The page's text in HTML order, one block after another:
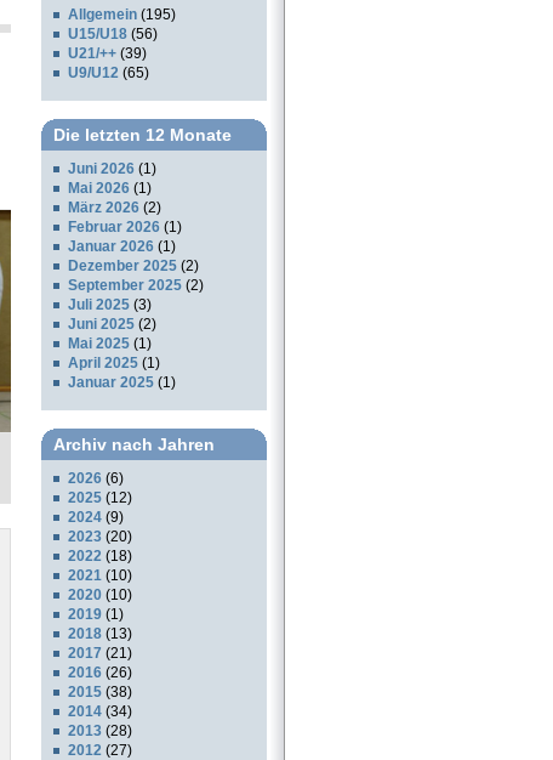
Allgemein (195)
U15/U18 (56)
U21/++ (39)
U9/U12 (65)
Die letzten 12 Monate
Juni 2026 (1)
Mai 2026 (1)
März 2026 (2)
Februar 2026 (1)
Januar 2026 (1)
Dezember 2025 (2)
September 2025 (2)
Juli 2025 (3)
Juni 2025 (2)
Mai 2025 (1)
April 2025 (1)
Januar 2025 (1)
Archiv nach Jahren
2026 (6)
2025 (12)
2024 (9)
2023 (20)
2022 (18)
2021 (10)
2020 (10)
2019 (1)
2018 (13)
2017 (21)
2016 (26)
2015 (38)
2014 (34)
2013 (28)
2012 (27)